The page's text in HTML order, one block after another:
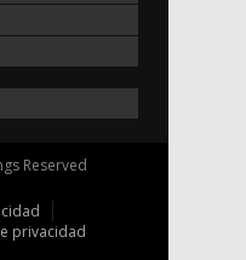
Reserved
privacidad